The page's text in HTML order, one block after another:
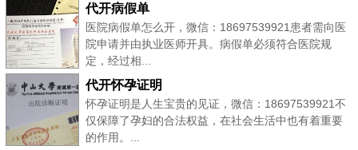
代开病假单
医院病假单怎么开，微信：18697539921患者需向医
院申请并由执业医师开具。病假单必须符合医院规
定，经过相...
代开怀孕证明
怀孕证明是人生宝贵的见证，微信：18697539921不
仅保障了孕妇的合法权益，在社会生活中也有着重要
的作用。...